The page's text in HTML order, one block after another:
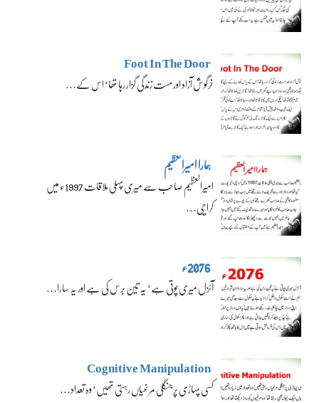
Foot In The Door
خرگوش آزاد اور مست زندگی گزار رہا تھا‘ اس کے…
ہمارا امیرالعظیم
امیرالعظیم صاحب سے میری پہلی ملاقات 1997ء میں
کراچی…
2076ء
آئزل میری پوتی ہے‘ یہ تین برس کی ہے اور یہ سارا…
Cognitive Manipulation
کسی پہاڑی پر جنگلی مرغیاں رہتی تھیں‘ وہ تعداد…